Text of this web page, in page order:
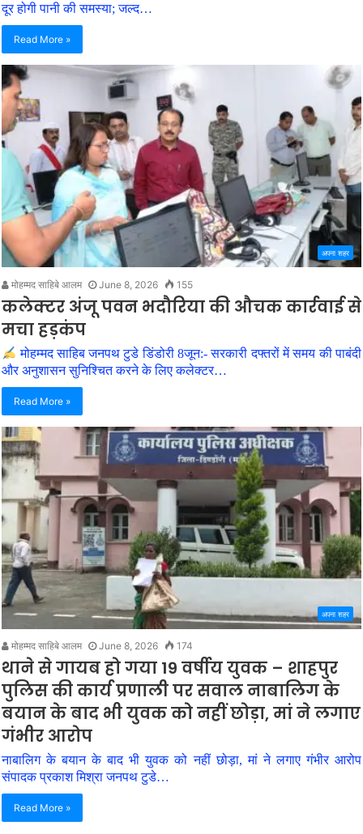
दूर होगी पानी की समस्या; जल्द…
Read More »
अपना शहर
मोहम्मद साहिबे आलम June 8, 2026 155
कलेक्टर अंजू पवन भदौरिया की औचक कार्रवाई से
मचा हड़कंप
मोहम्मद साहिब जनपथ टुडे डिंडोरी 8जून:- सरकारी दफ्तरों में समय की पाबंदी
और अनुशासन सुनिश्चित करने के लिए कलेक्टर…
Read More »
अपना शहर
मोहम्मद साहिबे आलम June 8, 2026 174
थाने से गायब हो गया 19 वर्षीय युवक – शाहपुर
पुलिस की कार्य प्रणाली पर सवाल नाबालिग के
बयान के बाद भी युवक को नहीं छोड़ा, मां ने लगाए
गंभीर आरोप
नाबालिग के बयान के बाद भी युवक को नहीं छोड़ा, मां ने लगाए गंभीर आरोप
संपादक प्रकाश मिश्रा जनपथ टुडे…
Read More »